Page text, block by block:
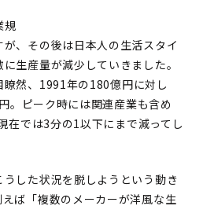
規
、その後は日本人の生活スタイ
生産量が減少していきました。
然、1991年の180億円に対し
。ピーク時には関連産業も含め
在では3分の1以下にまで減ってし
した状況を脱しようという動き
ば「複数のメーカーが洋風な生